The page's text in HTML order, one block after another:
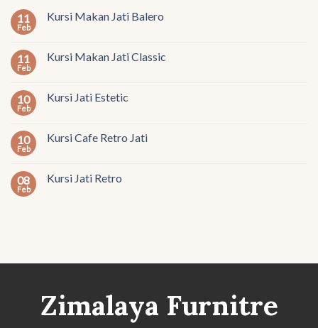
11
Feb
Kursi Makan Jati Balero
11
Feb
Kursi Makan Jati Classic
10
Feb
Kursi Jati Estetic
10
Feb
Kursi Cafe Retro Jati
08
Feb
Kursi Jati Retro
Zimalaya Furnitre